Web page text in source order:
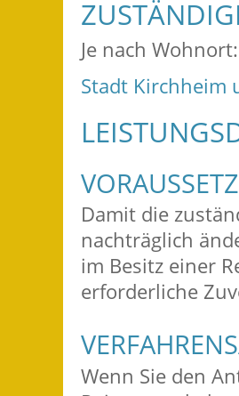
Je nach
Stadt Kirchheim
Damit die
nachträglich
im Besitz einer
erforderliche
Wenn Sie den